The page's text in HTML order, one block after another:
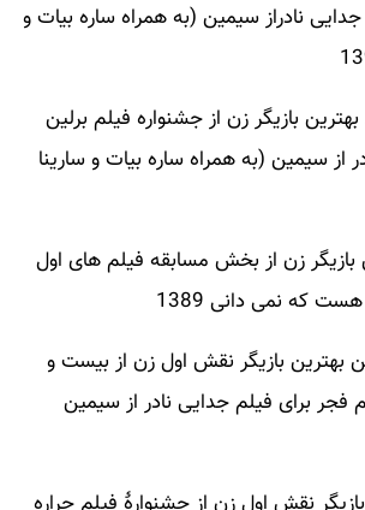
نادراز سیمین (به همراه ساره بیات و
بازیگر زن از جشنواره فیلم برلین
از سیمین (به همراه ساره بیات و سارینا
بازیگر زن از بخش مسابقه فیلم های اول
که نمی دانی 1389
بهترین بازیگر نقش اول زن از بیست و
فجر برای فیلم جدایی نادر از سیمین
نقش اول زن از جشنوارهٔ فیلم حراره